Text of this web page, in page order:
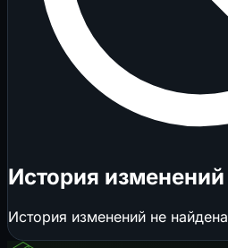
История изменений
История изменений не найдена